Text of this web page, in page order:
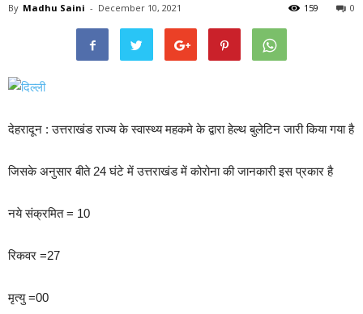
By Madhu Saini - December 10, 2021 0
159
देहरादून : उत्तराखंड राज्य के स्वास्थ्य महकमे के द्वारा हेल्थ बुलेटिन जारी किया गया है
जिसके अनुसार बीते 24 घंटे में उत्तराखंड में कोरोना की जानकारी इस प्रकार है
नये संक्रमित = 10
रिकवर =27
मृत्यु =00